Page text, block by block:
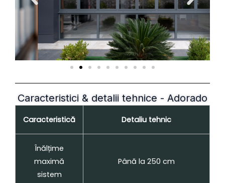
Caracteristici & detalii tehnice - Adorado
Caracteristică Detaliu tehnic
Înălțime
maximă
sistem
Până la 250 cm